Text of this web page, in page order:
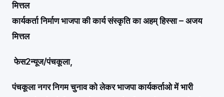
मित्तल
कार्यकर्ता निर्माण भाजपा की कार्य संस्कृति का अहम् हिस्सा – अजय
मित्तल
फेस2न्यूज/पंचकूला,
पंचकूला नगर निगम चुनाव को लेकर भाजपा कार्यकर्ताओ में भारी